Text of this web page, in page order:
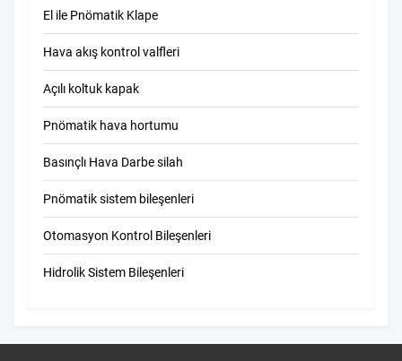
El ile Pnömatik Klape
Hava akış kontrol valfleri
Açılı koltuk kapak
Pnömatik hava hortumu
Basınçlı Hava Darbe silah
Pnömatik sistem bileşenleri
Otomasyon Kontrol Bileşenleri
Hidrolik Sistem Bileşenleri